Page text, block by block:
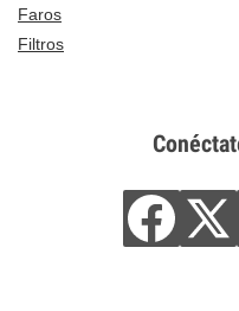
Faros
Filtros